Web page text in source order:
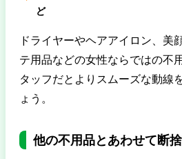
ど
ドライヤーやヘアアイロン、美
テ用品などの女性ならではの不
タッフだとよりスムーズな動線
ょう。
他の不用品とあわせて断